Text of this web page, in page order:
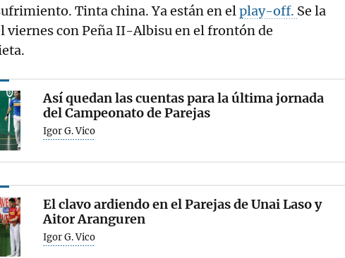
Tinta china. Ya están en elplay-off. Se la
viernes con Peña II-Albisu en el frontón de
Así quedan las cuentas para la última jornada
del Campeonato de Parejas
Igor G. Vico
El clavo ardiendo en el Parejas de Unai Laso y
Aitor Aranguren
Igor G. Vico